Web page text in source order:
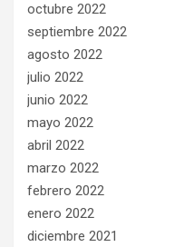
octubre 2022
septiembre 2022
agosto 2022
julio 2022
junio 2022
mayo 2022
abril 2022
marzo 2022
febrero 2022
enero 2022
diciembre 2021